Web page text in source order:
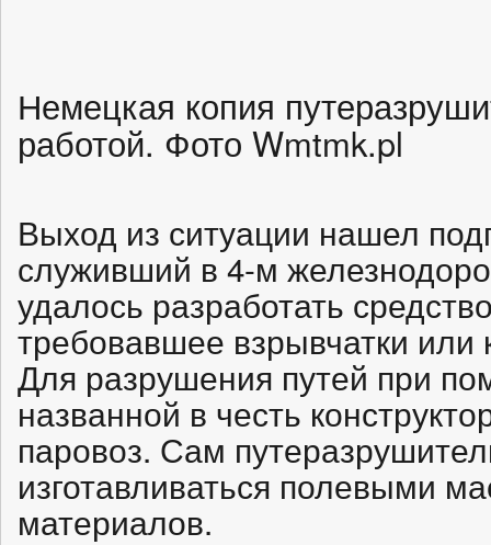
Немецкая копия
работой. Фото Wmtmk.pl
Выход из ситуации нашел
служивший в 4-м
удалось разработать
требовавшее взрывчатки или
Для разрушения путей при
названной в честь
паровоз. Сам
изготавливаться полевыми
материалов.